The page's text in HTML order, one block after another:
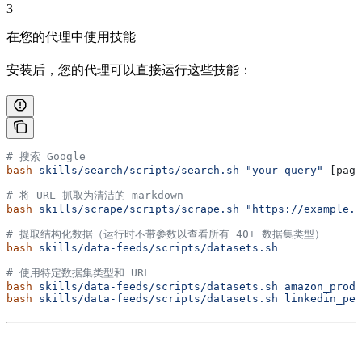
3
在您的代理中使用技能
安装后，您的代理可以直接运行这些技能：
# 搜索 Google
bash skills/search/scripts/search.sh "your query"
# 将 URL 抓取为清洁的 markdown
bash skills/scrape/scripts/scrape.sh "https://
# 提取结构化数据（运行时不带参数以查看所有 40+ 数据集类型）
bash skills/data-feeds/scripts/datasets.sh
# 使用特定数据集类型和 URL
bash skills/data-feeds/scripts/datasets.sh
bash skills/data-feeds/scripts/datasets.sh